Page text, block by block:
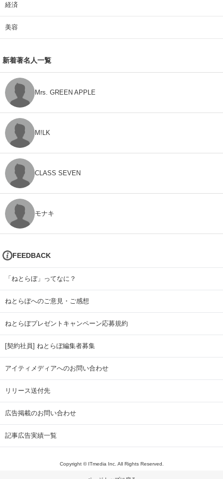
経済
美容
新着著名人一覧
Mrs. GREEN APPLE
M!LK
CLASS SEVEN
モナキ
FEEDBACK
「ねとらぼ」ってなに？
ねとらぼへのご意見・ご感想
ねとらぼプレゼントキャンペーン応募規約
[契約社員] ねとらぼ編集者募集
アイティメディアへのお問い合わせ
リリース送付先
広告掲載のお問い合わせ
記事広告実績一覧
Copyright © ITmedia Inc. All Rights Reserved.